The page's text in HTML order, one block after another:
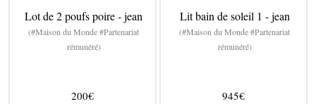
Lot de 2 poufs poire - jean
(#Maison du Monde #Partenariat
rémunéré)
200€
Lit bain de soleil 1 - jean
(#Maison du Monde #Partenariat
rémunéré)
945€